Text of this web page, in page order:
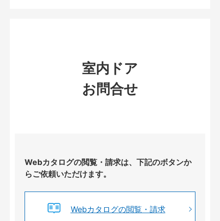
室内ドア
お問合せ
Webカタログの閲覧・請求は、下記のボタンか
らご依頼いただけます。
Webカタログの閲覧・請求